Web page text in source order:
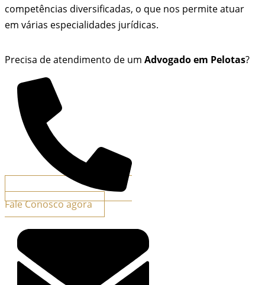
competências diversificadas, o que nos permite atuar
em várias especialidades jurídicas.
Precisa de atendimento de um Advogado em Pelotas?
Fale Conosco agora